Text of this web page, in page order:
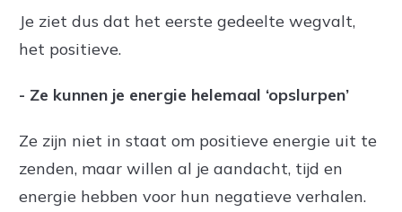
Je ziet dus dat het eerste gedeelte wegvalt,
het positieve.
- Ze kunnen je energie helemaal ‘opslurpen’
Ze zijn niet in staat om positieve energie uit te
zenden, maar willen al je aandacht, tijd en
energie hebben voor hun negatieve verhalen.